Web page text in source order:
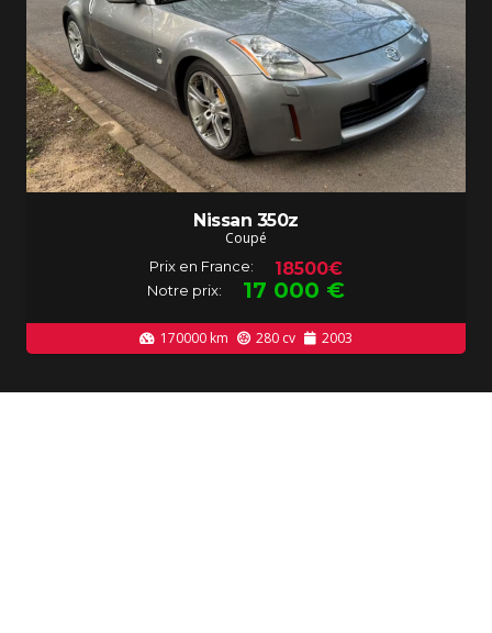
Nissan 350z
Coupé
Prix en France: 18500€
Notre prix: 17 000 €
170000 km 280cv 2003